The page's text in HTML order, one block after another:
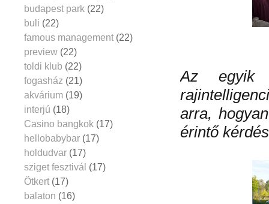
Az egyik
arra,
érintő
budapest park (22)
buli (22)
famous management (22)
preview (22)
toldi klub (22)
fogasház (21)
akvárium (19)
interjú (18)
Casino bangkok (17)
hellobabybar (17)
holdudvar (17)
sziget fesztivál (17)
Ötkert (17)
balaton (16)